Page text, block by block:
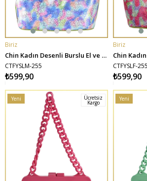
SEPETE EKLE
Biriz
Chin Kadın Desenli Burslu El ve Omuz Çantası - Fıstık Yeşili-Mavi
CTFYSLM-255
₺599,90
SEPETE
Biriz
CTFYSLF-255
₺599,90
Yeni
Ücretsiz
Kargo
Yeni